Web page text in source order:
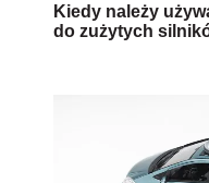
Kiedy należy
do zużytych